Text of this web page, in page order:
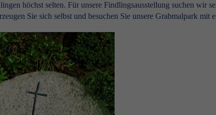
höchst selten. Für unsere Findlingsausstellung suchen wir
Sie sich selbst und besuchen Sie unsere Grabmalpark mit